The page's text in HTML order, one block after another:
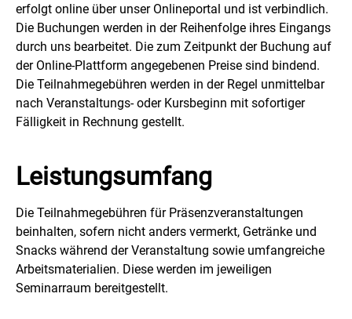
erfolgt online über unser Onlineportal und ist verbindlich.
Die Buchungen werden in der Reihenfolge ihres Eingangs
durch uns bearbeitet. Die zum Zeitpunkt der Buchung auf
der Online-Plattform angegebenen Preise sind bindend.
Die Teilnahmegebühren werden in der Regel unmittelbar
nach Veranstaltungs- oder Kursbeginn mit sofortiger
Fälligkeit in Rechnung gestellt.
Leistungsumfang
Die Teilnahmegebühren für Präsenzveranstaltungen
beinhalten, sofern nicht anders vermerkt, Getränke und
Snacks während der Veranstaltung sowie umfangreiche
Arbeitsmaterialien. Diese werden im jeweiligen
Seminarraum bereitgestellt.